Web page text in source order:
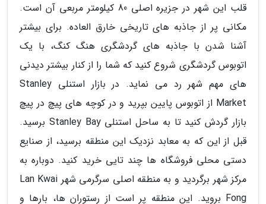
قلب این شهر در جزیره اصلی 80 کیلومتر مربعی آن است.
مکانی پر از جاذبه های تاریخی خارق العاده. برای بیشتر
آشنا شدن با جاذبه های گردشگری هنگ کنگ، با یک
اتوبوس گردشگری شروع کنید که شما را از کنار بیشتر دیدنی
های مهم شهر رد می نماید. در بازار استنلی Stanley
Market از اتوبوس پایین بپرید و در کوچه های پیچ در پیچ
بازار گردش کنید تا به ساحل استنلی Stanley Bay برسید.
قبل از این که به معابد نزدیک این منطقه برسید، از صنایع
دستی محلی فروشگاه ها چند تایی خرید کنید. دوباره به
مرکز شهر برگردید و به منطقه اصلی سرگرمی شهر Lan Kwai
Fong بروید. این منطقه پر است از رستوران ها، بارها و